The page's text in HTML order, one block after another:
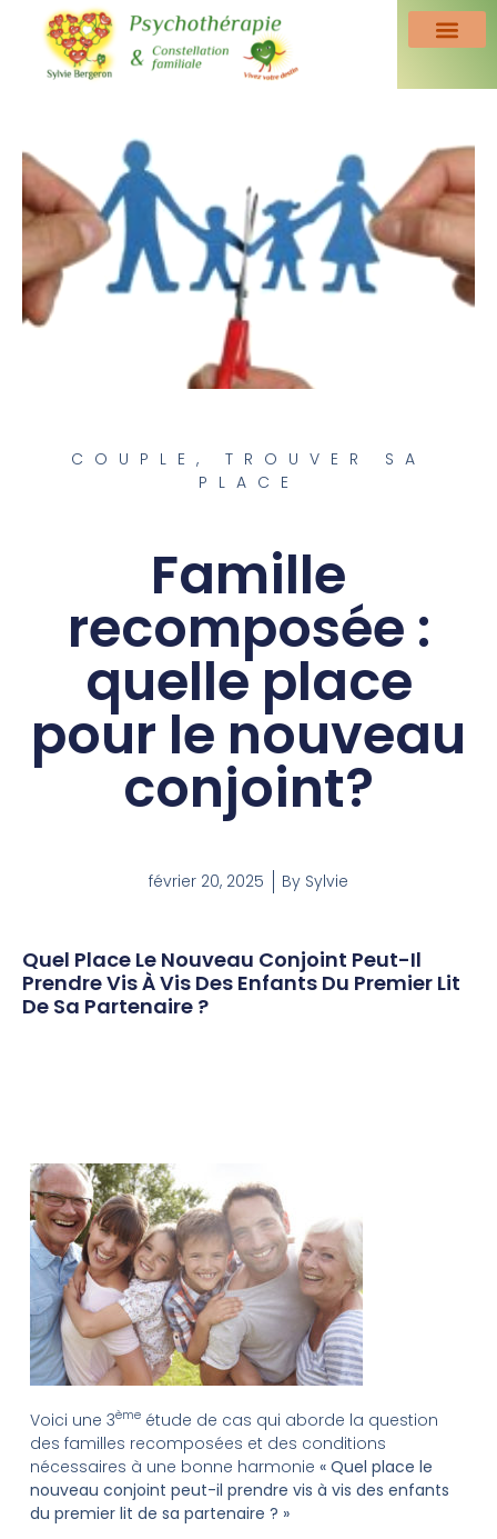
COUPLE , TROUVER SA
PLACE
Famille
recomposée :
quelle place
pour le nouveau
conjoint?
février 20, 2025 By Sylvie
Quel Place Le Nouveau Conjoint Peut-Il
Prendre Vis À Vis Des Enfants Du Premier Lit
De Sa Partenaire ?
Voici une 3èmeétude de cas qui aborde la question
des familles recomposées et des conditions
nécessaires à une bonne harmonie « Quel place le
nouveau conjoint peut-il prendre vis à vis des enfants
du premier lit de sa partenaire ? »